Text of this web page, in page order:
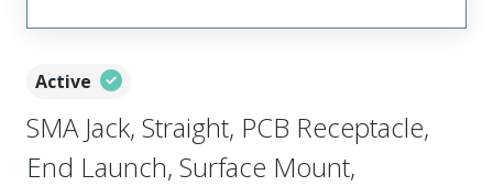
Active
SMA Jack, Straight, PCB Receptacle,
End Launch, Surface Mount,